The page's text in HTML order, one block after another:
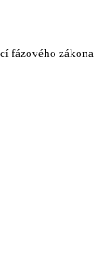
fázového zákona